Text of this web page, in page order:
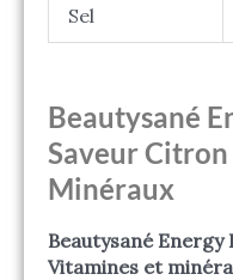
Sel
Beautysané
Saveur
Minéraux
Beautysané
Vitamines et